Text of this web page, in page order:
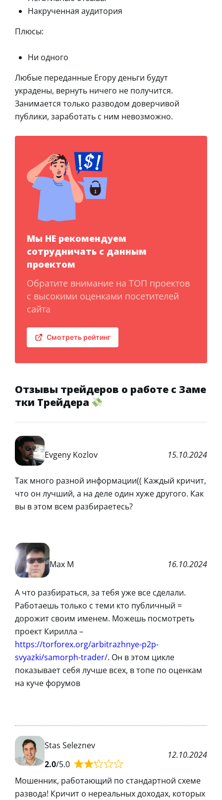
Накрученная аудитория
Плюсы:
Ни одного
Любые переданные Егору деньги будут
украдены, вернуть ничего не получится.
Занимается только разводом доверчивой
публики, заработать с ним невозможно.
Мы НЕ рекомендуем
сотрудничать с данным
проектом
Обратите внимание на ТОП проектов
с высокими оценками посетителей
сайта
Смотреть рейтинг
Отзывы трейдеров о работе с Заме
тки Трейдера
Evgeny Kozlov 15.10.2024
Так много разной информации(( Каждый кричит,
что он лучший, а на деле один хуже другого. Как
вы в этом всем разбираетесь?
Max M 16.10.2024
А что разбираться, за тебя уже все сделали.
Работаешь только с теми кто публичный =
дорожит своим именем. Можешь посмотреть
проект Кирилла –
https://torforex.org/arbitrazhnye-p2p-
svyazki/samorph-trader/. Он в этом цикле
показывает себя лучше всех, в топе по оценкам
на куче форумов
Stas Seleznev
2.0/5.0
12.10.2024
Мошенник, работающий по стандартной схеме
развода! Кричит о нереальных доходах, которых